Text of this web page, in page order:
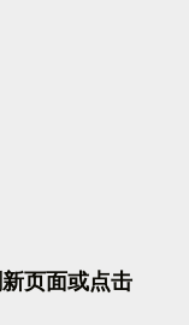
新页面或点击